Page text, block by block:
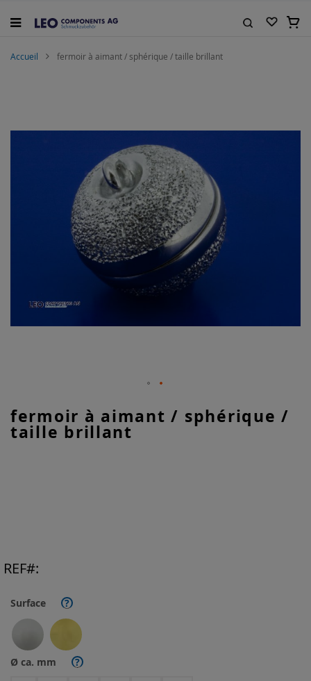
au
Mon
Accueil fermoir à aimant / sphérique / taille brillant
fermoir à aimant / sphérique /
taille brillant
Surface ?
Ø ca. mm ?
REF
end
to
the
beginning